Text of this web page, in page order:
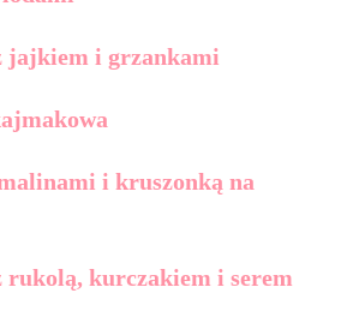
jajkiem i grzankami
i kruszonką na
rukolą, kurczakiem i serem